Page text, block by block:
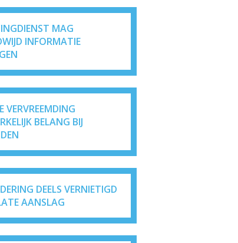
MAG
INFORMATIE
VERVREEMDING
BELANG BIJ
DEELS VERNIETIGD
AANSLAG